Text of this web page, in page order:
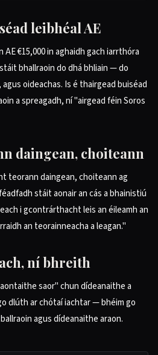
leibhéal AE
€15,000 in aghaidh gach iarrthóra
bhallraoin do dhá bhliain — do
oideachas. Is é thairgead buiséad
a spreagadh, ní "airgead féin Soros
daingean, choiteann
teorann daingean, choiteann ag
stáit aonair an cás a bhainistiú
i gcontrárthacht leis an éileamh an
an teorainneacha a leagan."
ní bhreith
saor" chun dídeanaithe a
dlúth ar chótaí iachtar — bhéim go
agus dídeanaithe araon.